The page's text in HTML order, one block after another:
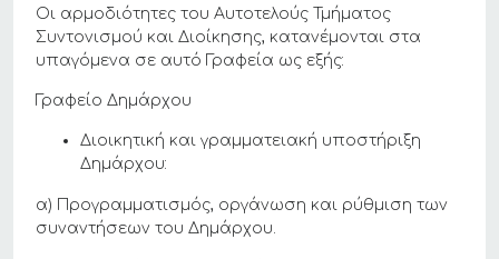
Οι αρμοδιότητες του Αυτοτελούς Τμήματος
Συντονισμού και Διοίκησης, κατανέμονται στα
υπαγόμενα σε αυτό Γραφεία ως εξής:
Γραφείο Δημάρχου
Διοικητική και γραμματειακή υποστήριξη
Δημάρχου:
α) Προγραμματισμός, οργάνωση και ρύθμιση των
συναντήσεων του Δημάρχου.